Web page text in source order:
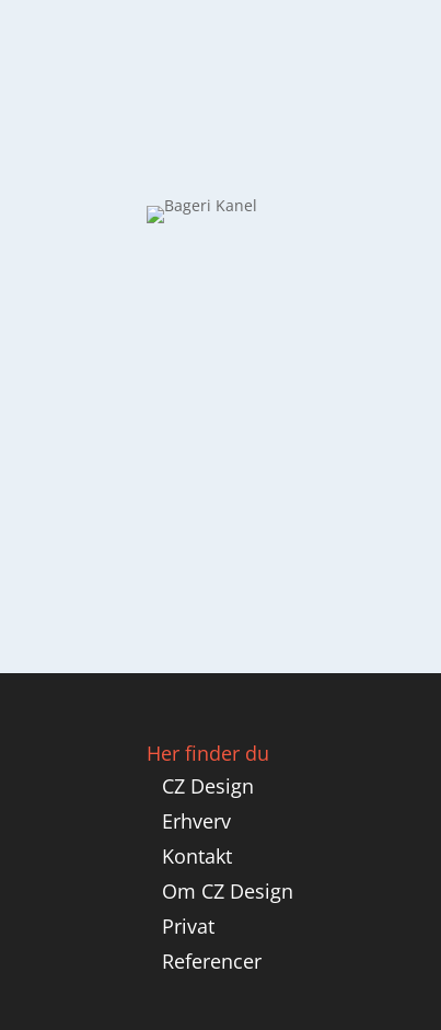
Her finder du
CZ Design
Erhverv
Kontakt
Om CZ Design
Privat
Referencer